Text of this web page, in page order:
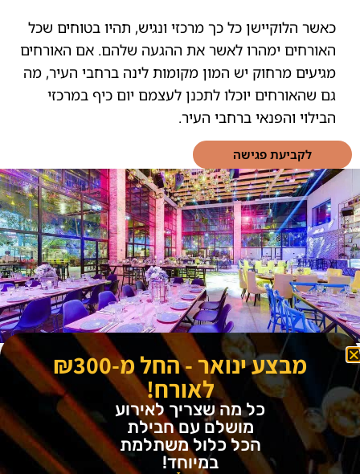
כאשר הלוקיישן כל כך מרכזי ונגיש, תהיו בטוחים שכל
האורחים ימהרו לאשר את ההגעה שלהם. אם האורחים
מגיעים מרחוק יש המון מקומות לינה ברחבי העיר, מה
גם שהאורחים יוכלו לתכנן לעצמם יום כיף במרכזי
הבילוי והפנאי ברחבי העיר.
לקביעת פגישה
מבצע ינואר - החל מ-₪300
לאורח!
כל מה שצריך לאירוע
מושלם עם חבילת
הכל כלול משתלמת
במיוחד!